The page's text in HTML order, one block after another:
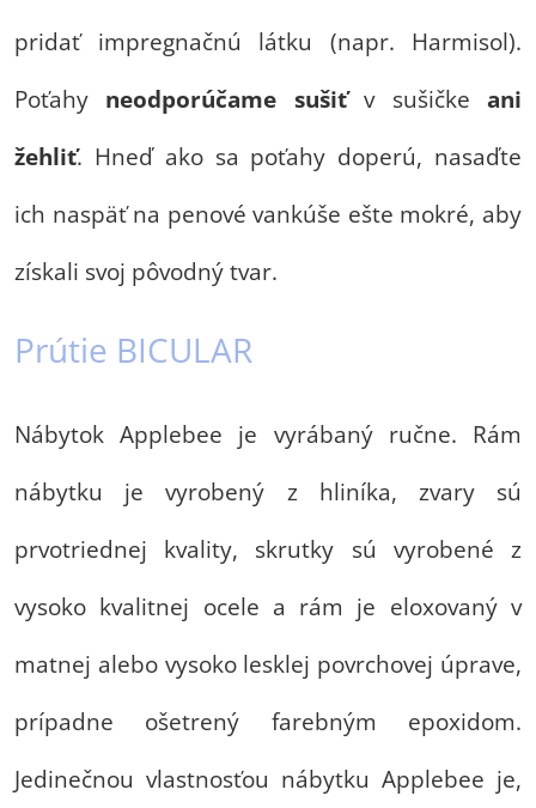
pridať impregnačnú látku (napr. Harmisol).
Poťahy neodporúčame sušiťv sušičkeani
žehliť. Hneď ako sa poťahy doperú, nasaďte
ich naspäť na penové vankúše ešte mokré, aby
získali svoj pôvodný tvar.
Prútie BICULAR
Nábytok Applebee je vyrábaný ručne. Rám
nábytku je vyrobený z hliníka, zvary sú
prvotriednej kvality, skrutky sú vyrobené z
vysoko kvalitnej ocele a rám je eloxovaný v
matnej alebo vysoko lesklej povrchovej úprave,
prípadne ošetrený farebným epoxidom.
Jedinečnou vlastnosťou nábytku Applebee je,